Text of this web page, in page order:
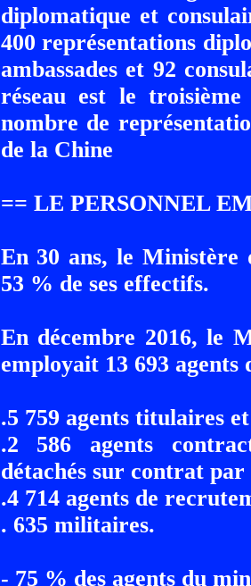
diplomatique et
400 représentations
ambassades et 92
réseau est le
nombre de
de la Chine
== LE PERSONNEL
En 30 ans, le Ministère
53 % de ses effectifs.
En décembre 2016, le
employait 13 693 agents
.5 759 agents titulaires
.2 586 agents
détachés sur contrat
.4 714 agents de
. 635 militaires.
- 75 % des agents du